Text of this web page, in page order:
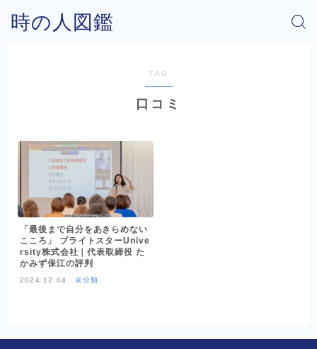
時の人図鑑
TAG
口コミ
「最後まで自分をあきらめない
こころ」 ブライトスターUnive
rsity株式会社｜代表取締役 た
かみず保江の評判
2024.12.04 未分類